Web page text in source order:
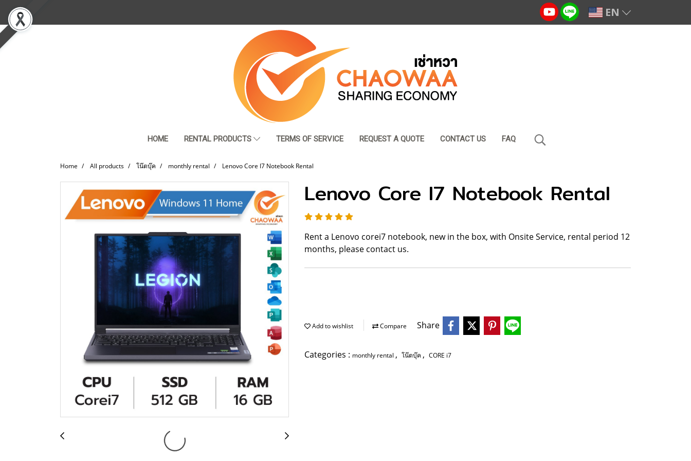
EN
HOME RENTAL PRODUCTS TERMS OF SERVICE REQUEST A QUOTE CONTACT US FAQ
Home All products โน๊ตบุ๊ค monthly rental Lenovo Core I7 Notebook Rental
Lenovo Core I7 Notebook Rental
Rent a Lenovo corei7 notebook, new in the box, with Onsite Service, rental period 12
months, please contact us.
Add to wishlist Compare Share
Categories : monthly rental , โน๊ตบุ๊ค , CORE i7